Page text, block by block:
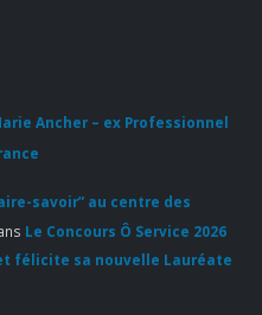
Ancher – ex Professionnel
savoir” au centre des
Le Concours Ô Service 2026
félicite sa nouvelle Lauréate